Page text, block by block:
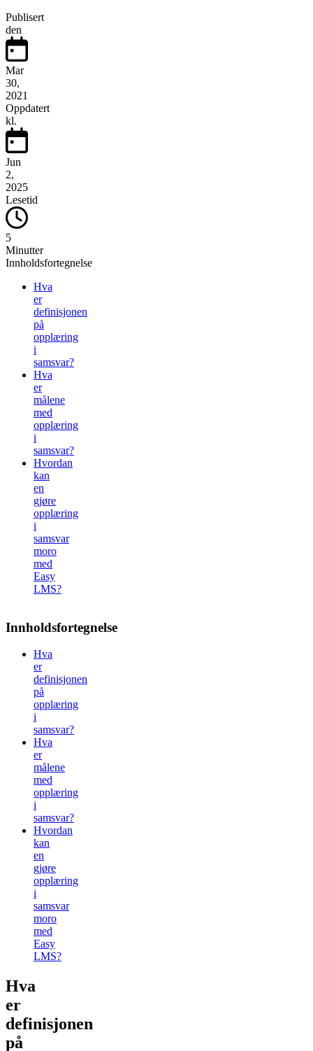
Publisert
den
Mar
30,
2021
Oppdatert
kl.
Jun
2,
2025
Lesetid
5
Minutter
Innholdsfortegnelse
Hva
er
definisjonen
på
opplæring
i
samsvar?
Hva
er
målene
med
opplæring
i
samsvar?
Hvordan
kan
en
gjøre
opplæring
i
samsvar
moro
med
Easy
LMS?
Innholdsfortegnelse
Hva
er
definisjonen
på
opplæring
i
samsvar?
Hva
er
målene
med
opplæring
i
samsvar?
Hvordan
kan
en
gjøre
opplæring
i
samsvar
moro
med
Easy
LMS?
Hva
er
definisjonen
på